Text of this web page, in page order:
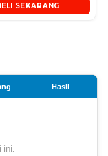
SEKARANG
Hasil
ini.